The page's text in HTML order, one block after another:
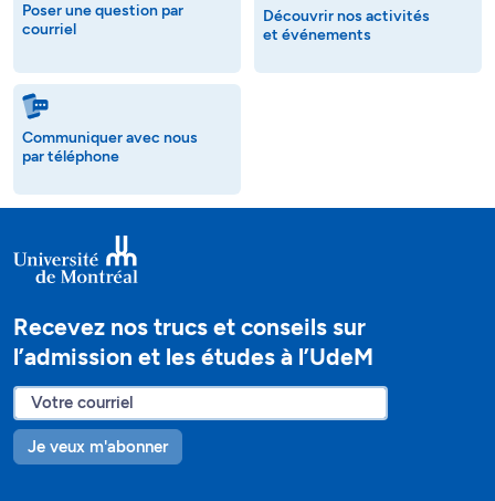
Poser une question par
courriel
Découvrir nos activités
et événements
Communiquer avec nous
par téléphone
Recevez nos trucs et conseils sur
l’admission et les études à l’UdeM
Je veux m'abonner